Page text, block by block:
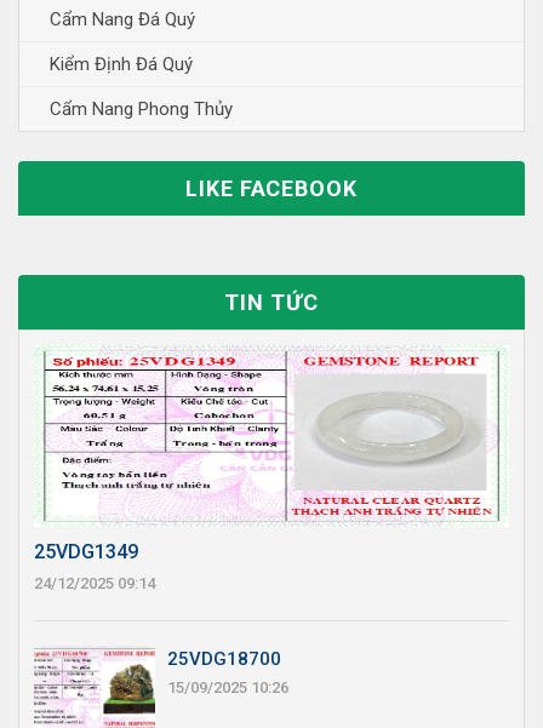
Cẩm Nang Đá Quý
Kiểm Định Đá Quý
Cẩm Nang Phong Thủy
LIKE FACEBOOK
TIN TỨC
25VDG1349
24/12/2025 09:14
25VDG18700
15/09/2025 10:26